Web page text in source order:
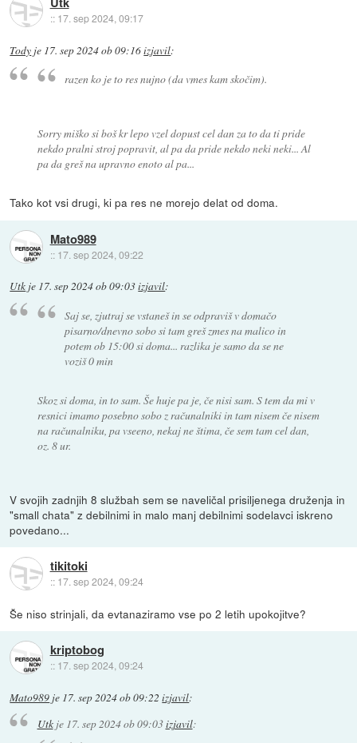
:: 17. sep 2024, 09:17
Tody je 17. sep 2024 ob 09:16izjavil:
razen ko je to res nujno (da vmes kam skočim).
Sorry miško si boš kr lepo vzel dopust cel dan za to da ti pride
nekdo pralni stroj popravit, al pa da pride nekdo neki neki... Al
pa da greš na upravno enoto al pa...
Tako kot vsi drugi, ki pa res ne morejo delat od doma.
Mato989
:: 17. sep 2024, 09:22
Utk je 17. sep 2024 ob 09:03izjavil:
Saj se, zjutraj se vstaneš in se odpraviš v domačo
pisarno/dnevno sobo si tam greš zmes na malico in
potem ob 15:00 si doma... razlika je samo da se ne
voziš 0 min
Skoz si doma, in to sam. Še huje pa je, če nisi sam. S tem da mi v
resnici imamo posebno sobo z računalniki in tam nisem če nisem
na računalniku, pa vseeno, nekaj ne štima, če sem tam cel dan,
oz. 8 ur.
V svojih zadnjih 8 službah sem se naveličal prisiljenega druženja in
"small chata" z debilnimi in malo manj debilnimi sodelavci iskreno
povedano...
tikitoki
:: 17. sep 2024, 09:24
Še niso strinjali, da evtanaziramo vse po 2 letih upokojitve?
kriptobog
:: 17. sep 2024, 09:24
Mato989 je 17. sep 2024 ob 09:22 izjavil:
Utkje 17. sep 2024 ob 09:03izjavil: